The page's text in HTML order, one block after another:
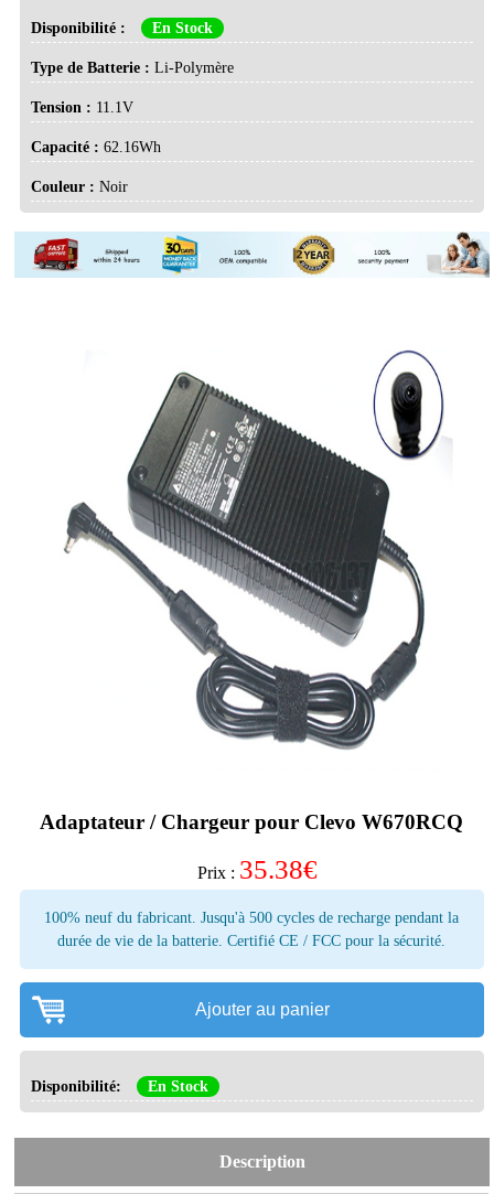
Disponibilité : En Stock
Type de Batterie :Li-Polymère
Tension : 11.1V
Capacité :62.16Wh
Couleur :Noir
Adaptateur / Chargeur pour Clevo W670RCQ
Prix : 35.38€
100% neuf du fabricant. Jusqu'à 500 cycles de recharge pendant la
durée de vie de la batterie. Certifié CE / FCC pour la sécurité.
Ajouter au panier
Disponibilité: En Stock
Description